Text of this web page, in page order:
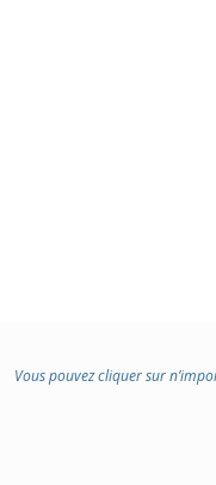
Vous pouvez cliquer sur